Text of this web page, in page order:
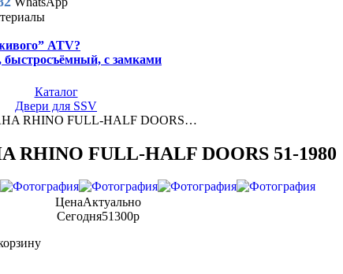
ATV?
быстросъёмный, с замками
Каталог
Двери для SSV
RHINO FULL-HALF DOORS…
RHINO FULL-HALF DOORS 51-1980
ЦенаАктуально
Сегодня51300p